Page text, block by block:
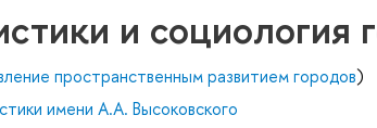
и социология
пространственным развитием городов)
имени А.А. Высоковского